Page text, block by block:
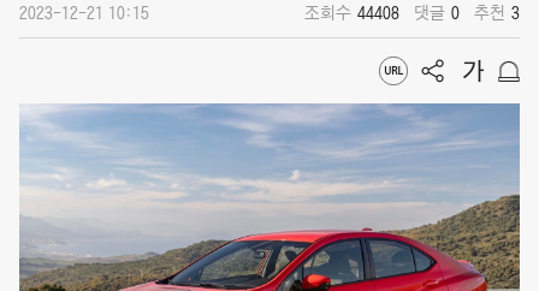
2023-12-21 10:15 조회수 44408 댓글 0 추천 3